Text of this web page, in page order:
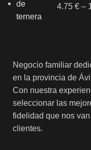
4.75 € –
Negocio familiar
en la provincia de
Con nuestra
seleccionar las
fidelidad que nos
clientes.